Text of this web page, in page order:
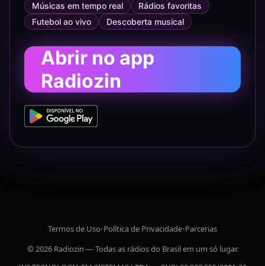
Músicas em tempo real
Rádios favoritas
Futebol ao vivo
Descoberta musical
Abrir no app
Radiozin
Termos de Uso•Política de Privacidade•Parcerias
© 2026 Radiozin — Todas as rádios do Brasil em um só lugar.